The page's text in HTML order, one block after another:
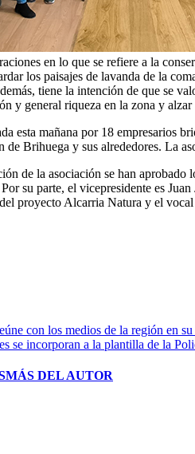
en lo que se refiere a la
los paisajes de lavanda de la
tiene la intención de que se
y general riqueza en la zona y
esta mañana por 18 empresarios
Brihuega y sus alrededores. La
de la asociación se han
su parte, el vicepresidente es
proyecto Alcarria Natura y el
con los medios de la región en
se incorporan a la plantilla de la
MÁS DEL AUTOR